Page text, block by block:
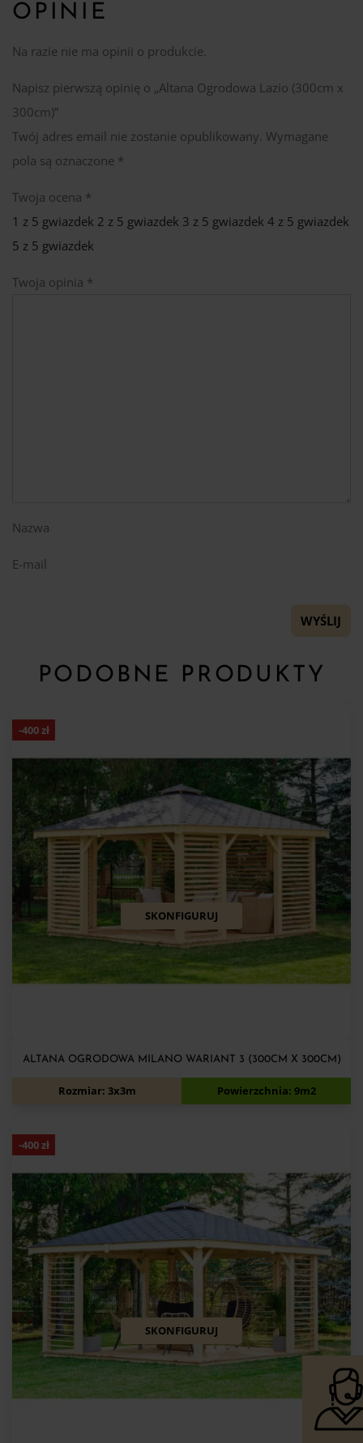
OPINIE
Na razie nie ma opinii o produkcie.
Napisz pierwszą opinię o „Altana Ogrodowa Lazio (300cm x
300cm)”
Twój adres email nie zostanie opublikowany. Wymagane
pola są oznaczone *
Twoja ocena *
1 z 5 gwiazdek 2 z 5 gwiazdek 3 z 5 gwiazdek 4 z 5 gwiazdek
5 z 5 gwiazdek
Twoja opinia *
Nazwa
E-mail
PODOBNE PRODUKTY
-400zł
SKONFIGURUJ
ALTANA OGRODOWA MILANO WARIANT 3 (300CM X 300CM)
5 450 5 050zł
Rozmiar: 3x3m Powierzchnia: 9m2
-400zł
SKONFIGURUJ